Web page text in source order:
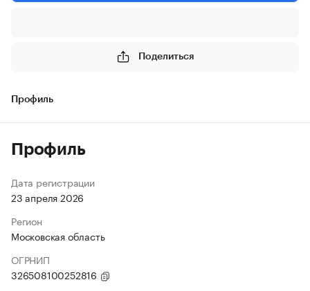
Поделиться
Профиль
Профиль
Дата регистрации
23 апреля 2026
Регион
Московская область
ОГРНИП
326508100252816